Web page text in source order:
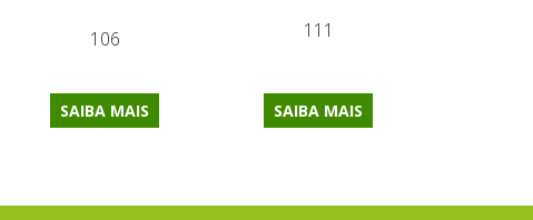
106
SAIBA MAIS
111
SAIBA MAIS